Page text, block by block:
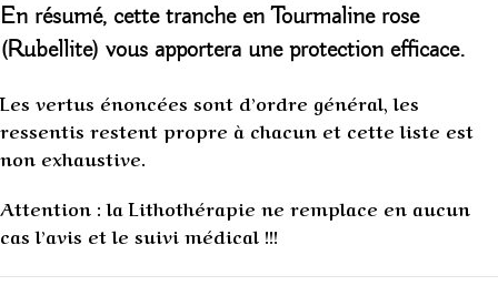
En résumé, cette tranche en Tourmaline rose
(Rubellite) vous apportera une protection efficace.
Les vertus énoncées sont d’ordre général, les
ressentis restent propre à chacun et cette liste est
non exhaustive.
Attention : la Lithothérapie ne remplace en aucun
cas l’avis et le suivi médical !!!